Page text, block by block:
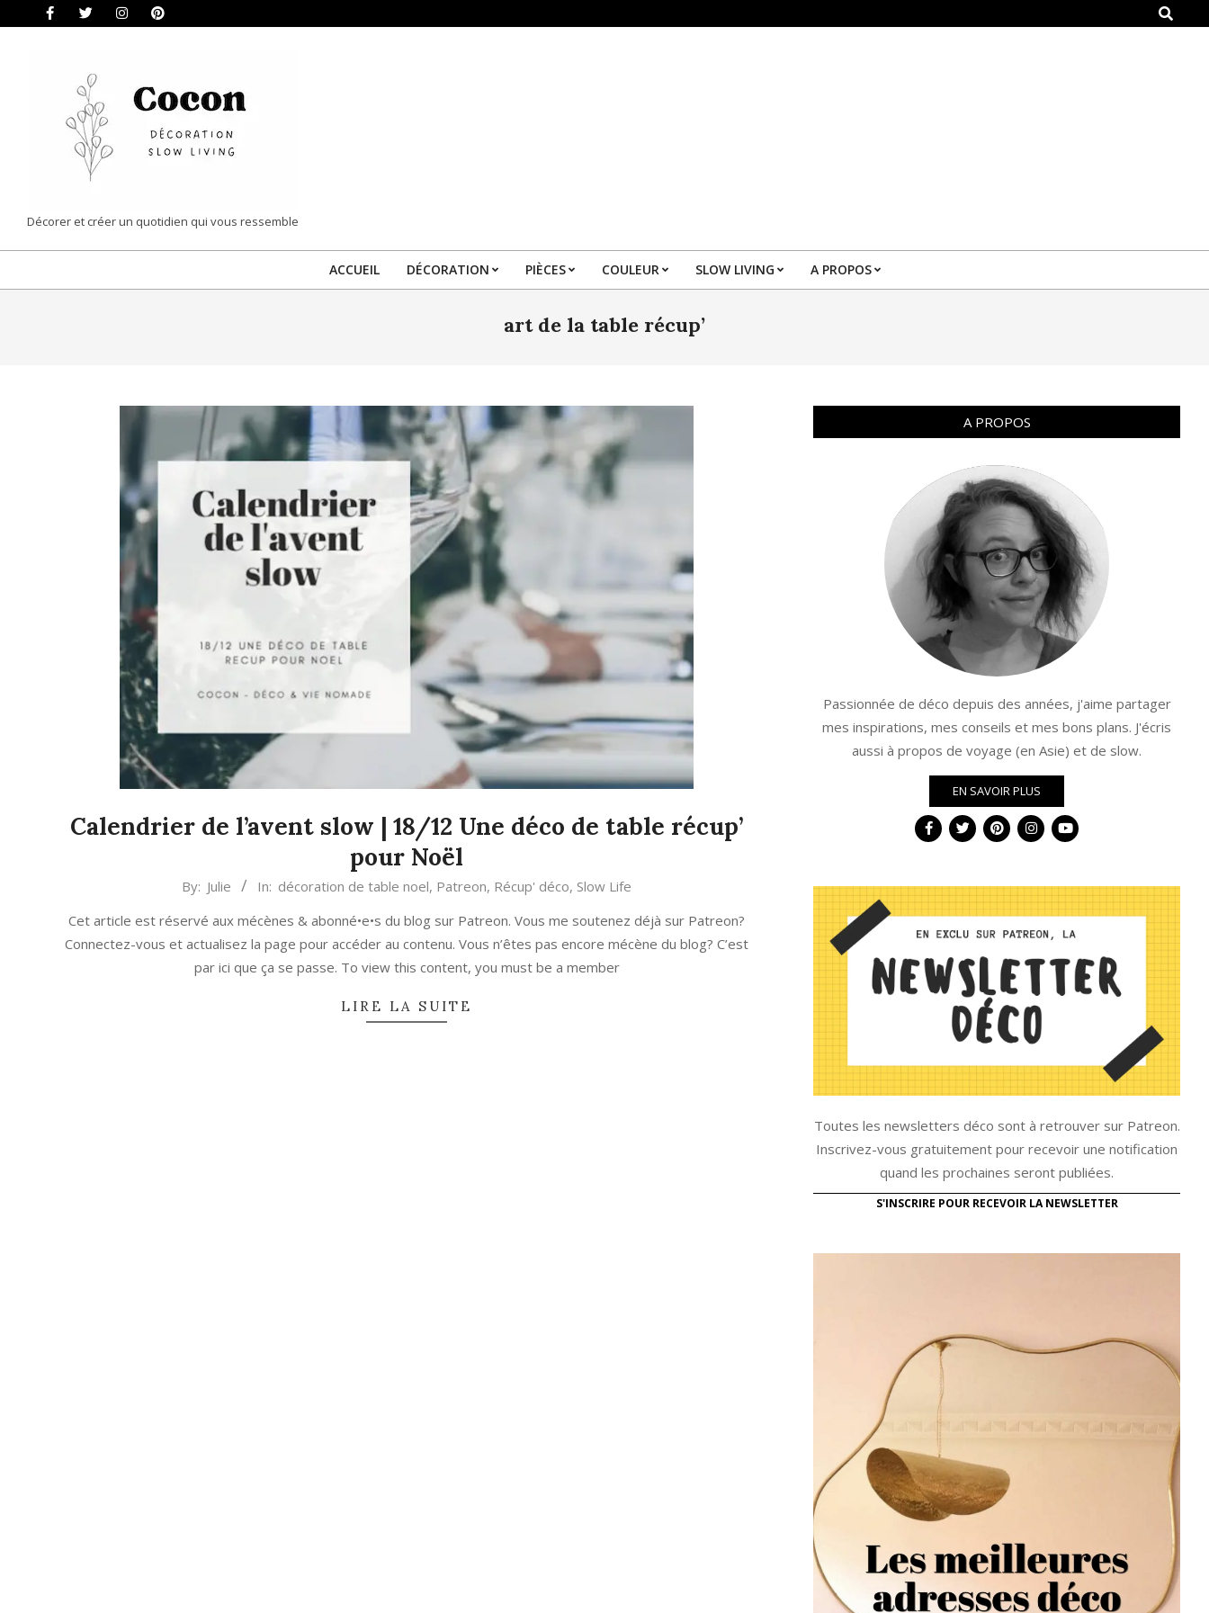
Search
COCON
|
DÉCORATION
Décorer et créer un quotidien qui vous ressemble
Primary
Menu
ACCUEIL DÉCORATION PIÈCES COULEUR SLOW LIVING A PROPOS
art de la table récup’
Calendrier de l’avent slow | 18/12 Une déco de table récup’
pour Noël
By: Julie In: décoration de table noel, Patreon, Récup' déco, Slow Life
Cet article est réservé aux mécènes & abonné•e•s du blog sur Patreon. Vous me soutenez déjà sur Patreon?
Connectez-vous et actualisez la page pour accéder au contenu. Vous n’êtes pas encore mécène du blog? C’est
par ici que ça se passe. To view this content, you must be a member
LIRE LA SUITE
A PROPOS
Passionnée de déco depuis des années, j'aime partager
mes inspirations, mes conseils et mes bons plans. J'écris
aussi à propos de voyage (en Asie) et de slow.
EN SAVOIR PLUS
Toutes les newsletters déco sont à retrouver sur Patreon.
Inscrivez-vous gratuitement pour recevoir une notification
quand les prochaines seront publiées.
S'INSCRIRE POUR RECEVOIR LA NEWSLETTER